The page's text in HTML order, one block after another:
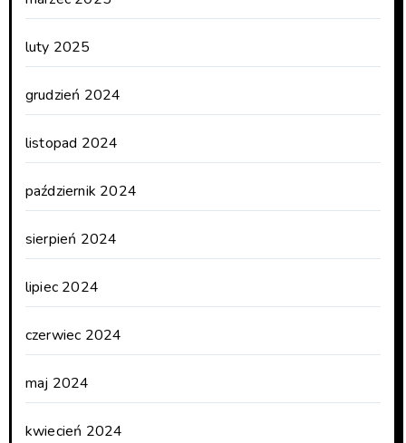
luty 2025
grudzień 2024
listopad 2024
październik 2024
sierpień 2024
lipiec 2024
czerwiec 2024
maj 2024
kwiecień 2024